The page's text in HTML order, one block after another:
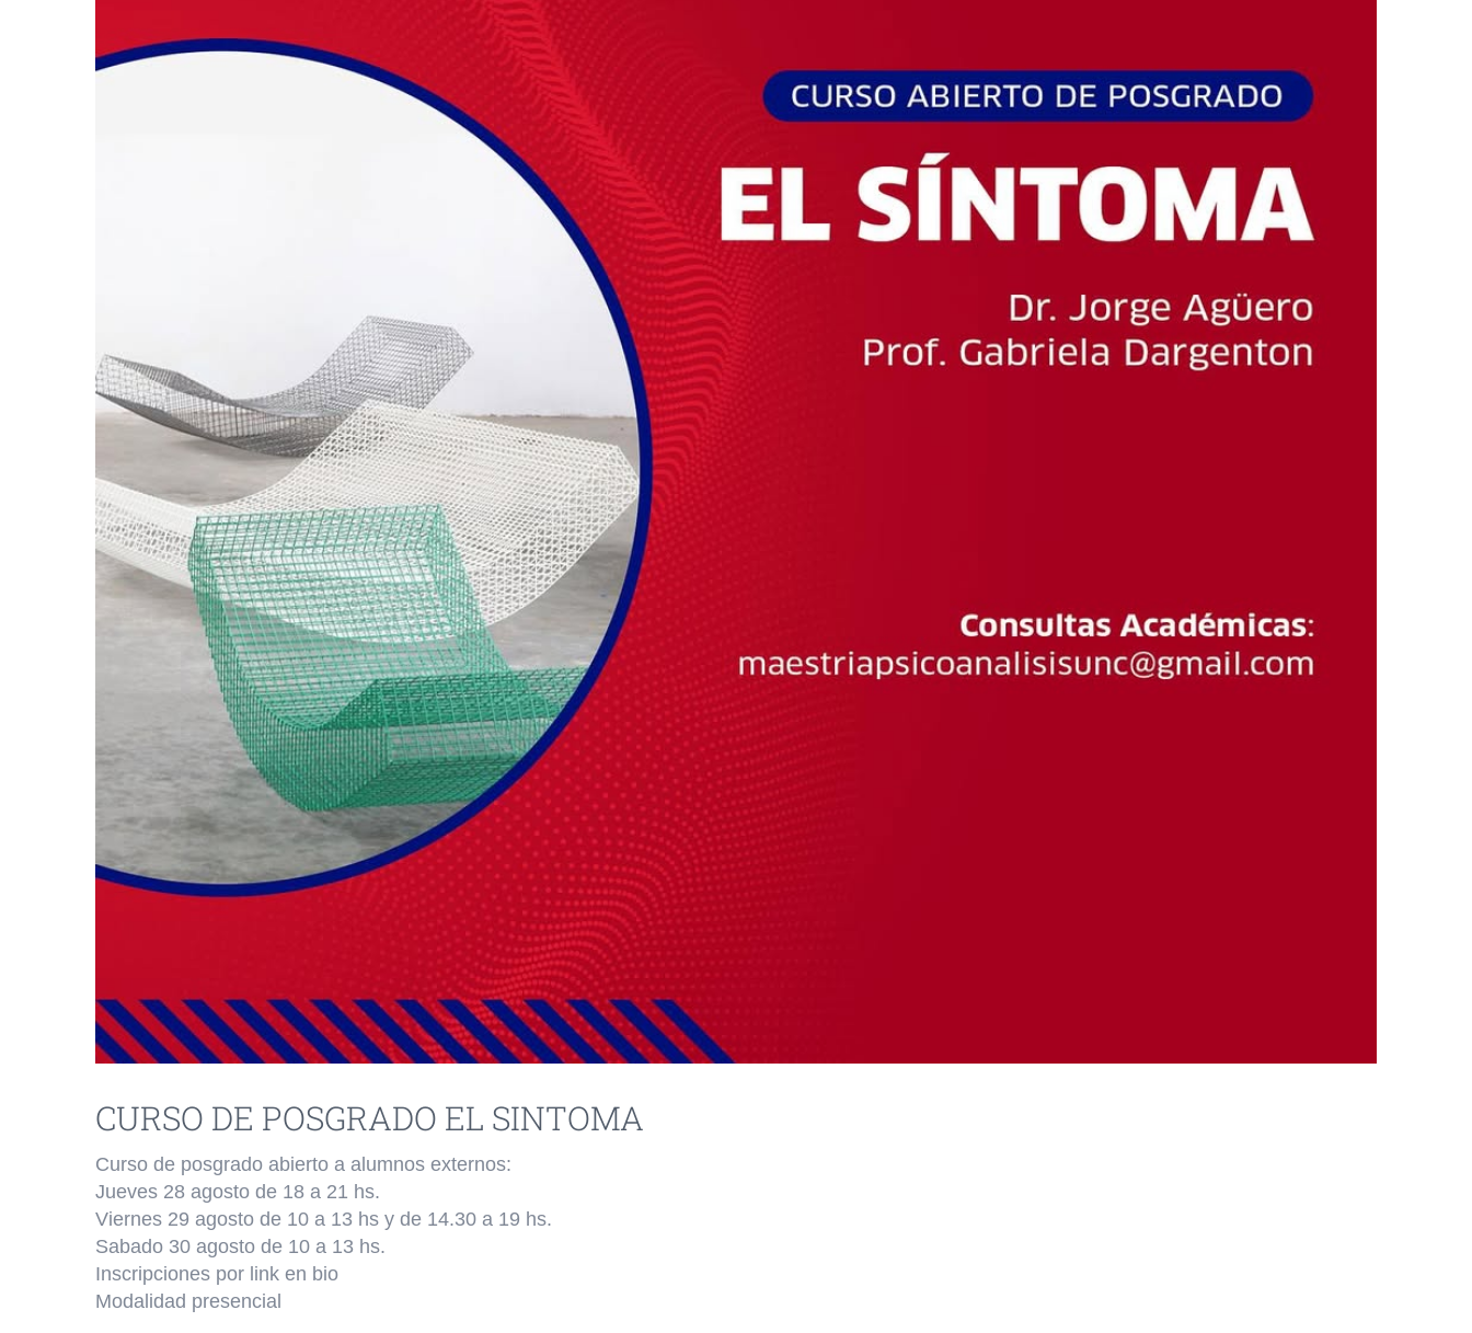
CURSO DE POSGRADO EL SINTOMA
Curso de posgrado abierto a alumnos externos:
Jueves 28 agosto de 18 a 21 hs.
Viernes 29 agosto de 10 a 13 hs y de 14.30 a 19 hs.
Sabado 30 agosto de 10 a 13 hs.
Inscripciones por link en bio
Modalidad presencial